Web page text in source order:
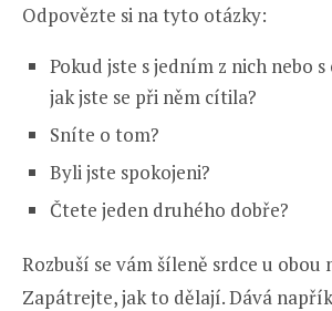
Odpovězte si na tyto otázky:
Pokud jste s jedním z nich nebo s
jak jste se při něm cítila?
Sníte o tom?
Byli jste spokojeni?
Čtete jeden druhého dobře?
Rozbuší se vám šíleně srdce u obou
Zapátrejte, jak to dělají. Dává